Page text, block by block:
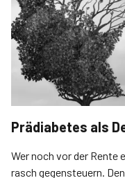
Prädiabetes als
Wer noch vor der
rasch gegensteuern.